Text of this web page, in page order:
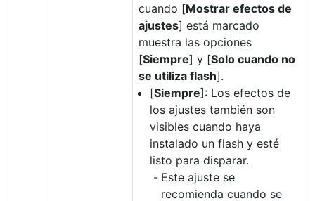
cuando [Mostrar efectos de
ajustes] está marcado
muestra las opciones
[Siempre] y [Solo cuando no
se utiliza flash].
[Siempre]: Los efectos de
los ajustes también son
visibles cuando haya
instalado un flash y esté
listo para disparar.
Este ajuste se
recomienda cuando se